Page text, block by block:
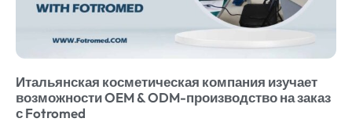
Итальянская косметическая компания изучает
возможности OEM & ODM-производство на заказ
с Fotromed